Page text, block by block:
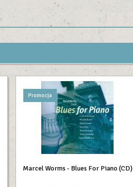
Promocja
Marcel Worms - Blues For Piano (CD)